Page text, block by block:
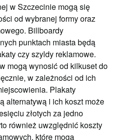
w Szczecinie mogą się
od wybranej formy oraz
Billboardy
punktach miasta będą
czy szyldy reklamowe.
mogą wynosić od kilkuset do
w zależności od ich
Plakaty
alternatywą i ich koszt może
złotych za jedno
również uwzględnić koszty
które mogą